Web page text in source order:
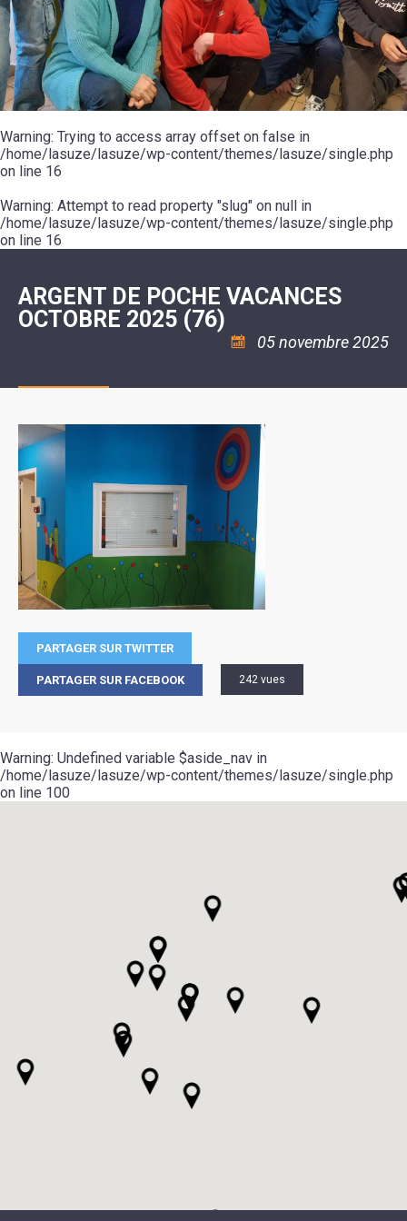
20ÈME
SIÈCLE
RÉUNIONS
DU
CONSEIL
MUNICIPAL
ARRÊTÉS
ET
DÉCISIONS
DU
MAIRE
MOT
DE
LA
MINORITÉ
LES
ÉCOLES
/
LE
COLLÈGE
ESPACE
JEUNES
11
18
:
ASSOCIATION
COULÉE
DOUCE
ENVIRONNEMENT
L'EAU
ET
L'ASSAINISSEMENT
LA
RÉSIDENCE
AUTONOMIE
LE
CCAS
LA
POLICE
SÉCURITÉ
/
RISQUES
MAJEURS
DE
MUSIQUE
L'ÉCOLE
COMMUNAUTAIRE
DE
DANSE
LA
PISCINE
ASSOCIATIONS
VOIE
VERTE
VISITES
ET
DÉCOUVERTES
LES
RANDONNÉES
LE
POUR
CAMPING-
CARS
TENTES
CARAVANES
LA
HALTE
FLUVIALE
SUZE
Warning: Trying to access array offset on false in
/home/lasuze/lasuze/wp-content/themes/lasuze/single.php
on line 16
Warning: Attempt to read property "slug" on null in
/home/lasuze/lasuze/wp-content/themes/lasuze/single.php
on line 16
ARGENT DE POCHE VACANCES
OCTOBRE 2025 (76)
05 novembre 2025
PARTAGER SUR TWITTER
PARTAGER SUR FACEBOOK 242 vues
Warning: Undefined variable $aside_nav in
/home/lasuze/lasuze/wp-content/themes/lasuze/single.php
on line 100